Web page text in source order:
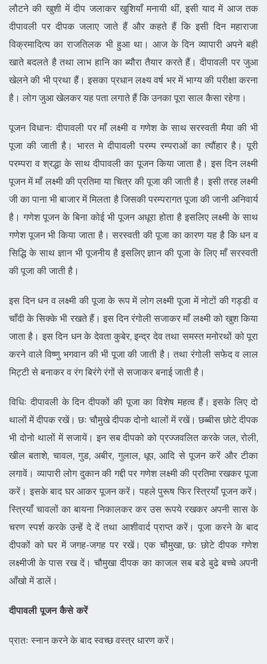
लौटने की खुशी में दीप जलाकर खुशियाँ मनायी थीं, इसी याद में आज तक
दीपावली पर दीपक जलाए जाते हैं और कहते हैं कि इसी दिन महाराजा
विक्रमादित्य का राजतिलक भी हुआ था। आज के दिन व्यापारी अपने बही
खाते बदलते है तथा लाभ हानि का ब्यौरा तैयार करते हैं। दीपावली पर जुआ
खेलने की भी प्रथा हैं। इसका प्रधान लक्ष्य वर्ष भर में भाग्य की परीक्षा करना
है। लोग जुआ खेलकर यह पता लगाते हैं कि उनका पूरा साल कैसा रहेगा।
पूजन विधानः दीपावली पर माँ लक्ष्मी व गणेश के साथ सरस्वती मैया की भी
पूजा की जाती है। भारत मे दीपावली परम्प रम्पराओं का त्यौंहार है। पूरी
परम्परा व श्रद्धा के साथ दीपावली का पूजन किया जाता है। इस दिन लक्ष्मी
पूजन में माँ लक्ष्मी की प्रतिमा या चित्र की पूजा की जाती है। इसी तरह लक्ष्मी
जी का पाना भी बाजार में मिलता है जिसकी परम्परागत पूजा की जानी अनिवार्य
है। गणेश पूजन के बिना कोई भी पूजन अधूरा होता है इसलिए लक्ष्मी के साथ
गणेश पूजन भी किया जाता है। सरस्वती की पूजा का कारण यह है कि धन व
सिद्धि के साथ ज्ञान भी पूजनीय है इसलिए ज्ञान की पूजा के लिए माँ सरस्वती
की पूजा की जाती है।
इस दिन धन व लक्ष्मी की पूजा के रूप में लोग लक्ष्मी पूजा में नोटों की गड्डी व
चाँदी के सिक्के भी रखते हैं। इस दिन रंगोली सजाकर माँ लक्ष्मी को खुश किया
जाता है। इस दिन धन के देवता कुबेर, इन्द्र देव तथा समस्त मनोरथों को पूरा
करने वाले विष्णु भगवान की भी पूजा की जाती है। तथा रंगोली सफेद व लाल
मिट्टी से बनाकर व रंग बिरंगे रंगों से सजाकर बनाई जाती है।
विधिः दीपावली के दिन दीपकों की पूजा का विशेष महत्व हैं। इसके लिए दो
थालों में दीपक रखें। छः चौमुखे दीपक दोनो थालों में रखें। छब्बीस छोटे दीपक
भी दोनो थालों में सजायें। इन सब दीपको को प्रज्जवलित करके जल, रोली,
खील बताशे, चावल, गुड, अबीर, गुलाल, धूप, आदि से पूजन करें और टीका
लगावें। व्यापारी लोग दुकान की गद्दी पर गणेश लक्ष्मी की प्रतिमा रखकर पूजा
करें। इसके बाद घर आकर पूजन करें। पहले पुरूष फिर स्त्रियाँ पूजन करें।
स्त्रियाँ चावलों का बायना निकालकर कर उस रूपये रखकर अपनी सास के
चरण स्पर्श करके उन्हें दे दें तथा आशीवार्द प्राप्त करें। पूजा करने के बाद
दीपकों को घर में जगह-जगह पर रखें। एक चौमुखा, छः छोटे दीपक गणेश
लक्ष्मीजी के पास रख दें। चौमुखा दीपक का काजल सब बडे बुढे बच्चे अपनी
आँखो में डालें।
दीपावली पूजन कैसे करें
प्रातः स्नान करने के बाद स्वच्छ वस्त्र धारण करें।